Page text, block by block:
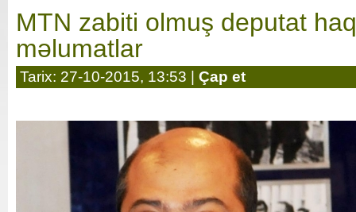
MTN zabiti olmuş deputat
məlumatlar
Tarix: 27-10-2015, 13:53 | Çap et